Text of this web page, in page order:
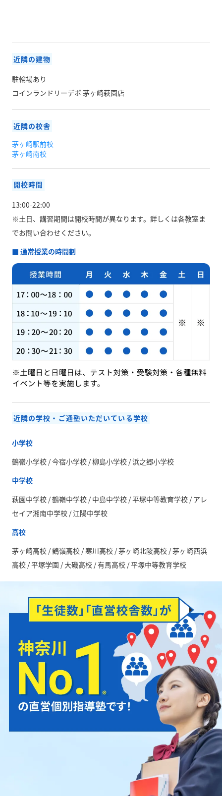
近隣の建物
駐輪場あり
コインランドリーデポ 茅ヶ崎萩園店
近隣の校舎
茅ヶ崎駅前校
茅ヶ崎南校
開校時間
13:00-22:00
※土日、講習期間は開校時間が異なります。 詳しくは各教室ま
でお問い合わせください。
■ 通常授業の時間割
近隣の学校・ご通塾いただいている学校
小学校
鶴嶺小学校 / 今宿小学校 / 柳島小学校 / 浜之郷小学校
中学校
萩園中学校 / 鶴嶺中学校 / 中島中学校 / 平塚中等教育学校 / アレ
セイア湘南中学校 / 江陽中学校
高校
茅ヶ崎高校 / 鶴嶺高校 / 寒川高校 / 茅ヶ崎北陵高校 / 茅ヶ崎西浜
高校 / 平塚学園 / 大磯高校 / 有馬高校 / 平塚中等教育学校